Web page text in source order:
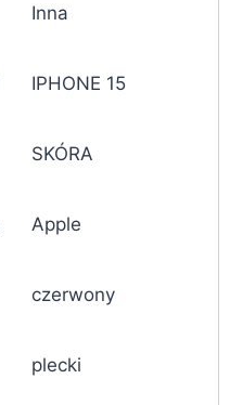
Inna
IPHONE 15
SKÓRA
Apple
czerwony
plecki